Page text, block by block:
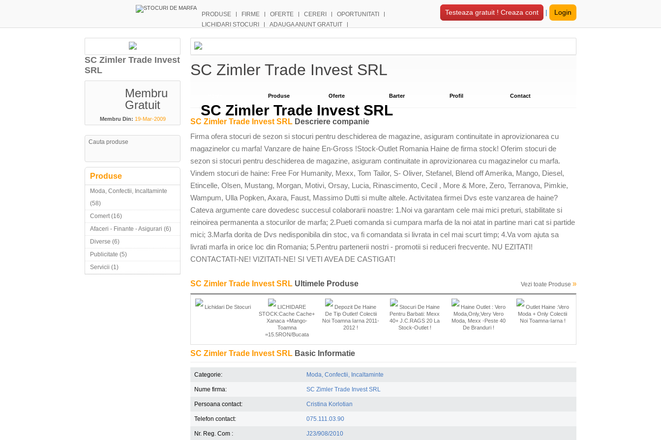
PRODUSE FIRME OFERTE CERERI
OPORTUNITATI
LICHIDARI STOCURI
ADAUGA ANUNT GRATUIT
Testeaza gratuit ! Creaza cont | Login
SC Zimler Trade Invest
SRL
Membru
Gratuit
Membru Din: 19-Mar-2009
Produse
Moda, Confectii, Incaltaminte
(58)
Comert (16)
Afaceri - Finante - Asigurari (6)
Diverse (6)
Publicitate (5)
Servicii (1)
SC Zimler Trade Invest SRL
SC Zimler Trade Invest SRL
Produse Oferte Barter Profil Contact
SC Zimler Trade Invest SRL Descriere companie
Firma ofera stocuri de sezon si stocuri pentru deschiderea de magazine, asiguram continuitate in aprovizionarea cu
magazinelor cu marfa! Vanzare de haine En-Gross !Stock-Outlet Romania Haine de firma stock! Oferim stocuri de
sezon si stocuri pentru deschiderea de magazine, asiguram continuitate in aprovizionarea cu magazinelor cu marfa.
Vindem stocuri de haine: Free For Humanity, Mexx, Tom Tailor, S- Oliver, Stefanel, Blend off Amerika, Mango, Diesel,
Etincelle, Olsen, Mustang, Morgan, Motivi, Orsay, Lucia, Rinascimento, Cecil , More & More, Zero, Terranova, Pimkie,
Wampum, Ulla Popken, Axara, Faust, Massimo Dutti si multe altele. Activitatea firmei Dvs este vanzarea de haine?
Cateva argumente care dovedesc succesul colaborarii noastre: 1.Noi va garantam cele mai mici preturi, stabilitate si
reinoirea permanenta a stocurilor de marfa; 2.Pueti comanda si cumpara marfa de la noi atat in partine mari cat si partide
mici; 3.Marfa dorita de Dvs nedisponibila din stoc, va fi comandata si livrata in cel mai scurt timp; 4.Va vom ajuta sa
livrati marfa in orice loc din Romania; 5.Pentru partenerii nostri - promotii si reduceri frecvente. NU EZITATI!
CONTACTATI-NE! VIZITATI-NE! SI VETI AVEA DE CASTIGAT!
SC Zimler Trade Invest SRL Ultimele Produse Vezi toate Produse »
Lichidari De Stocuri
LICHIDARE
STOCK:Cache Cache+
Xanaca +Mango-
Toamna
=15.5RON/bucata
Depozit De Haine
De Tip Outlet! Colectii
Noi Toamna Iarna 2011-
2012 !
Stocuri De Haine
Pentru Barbati: Mexx
40+ J.C.RAGS 20 La
Stock-Outlet !
Haine Outlet : Vero
Moda,Only,Very Vero
Moda, Mexx -peste 40
De Branduri !
Outlet Haine :Vero
Moda + Only Colectii
Noi Toamna-Iarna !
SC Zimler Trade Invest SRL Basic Informatie
Categorie: Moda, Confectii, Incaltaminte
Nume firma: SC Zimler Trade Invest SRL
Persoana contact: Cristina Korlotian
Telefon contact: 075.111.03.90
Nr. Reg. Com : J23/908/2010